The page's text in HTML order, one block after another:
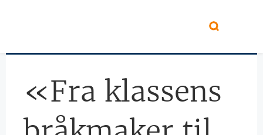
«Fra klassens